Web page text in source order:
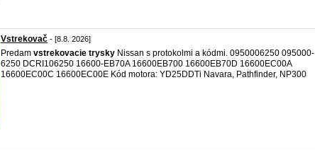
Vstrekovač - [8.8. 2026]
Predam vstrekovacie trysky Nissan s protokolmi a kódmi. 0950006250 095000-
6250 DCRI106250 16600-EB70A 16600EB700 16600EB70D 16600EC00A
16600EC00C 16600EC00E Kód motora: YD25DDTi Navara, Pathfinder, NP300